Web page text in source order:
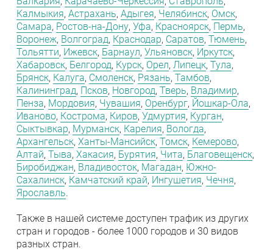
Калмыкия, Астрахань, Адыгея, Челябинск, Омск,
Самара, Ростов-на-Дону, Уфа, Красноярск, Пермь,
Воронеж, Волгоград, Краснодар, Саратов, Тюмень,
Тольятти, Ижевск, Барнаул, Ульяновск, Иркутск,
Хабаровск, Белгород, Курск, Орел, Липецк, Тула,
Брянск, Калуга, Смоленск, Рязань, Тамбов,
Калининград, Псков, Новгород, Тверь, Владимир,
Пенза, Мордовия, Чувашия, Оренбург, Йошкар-Ола,
Иваново, Кострома, Киров, Удмуртия, Курган,
Сыктывкар, Мурманск, Карелия, Вологда,
Архангельск, Ханты-Мансийск, Томск, Кемерово,
Алтай, Тыва, Хакасия, Бурятия, Чита, Благовещенск,
Биробиджан, Владивосток, Магадан, Южно-
Сахалинск, Камчатский край, Ингушетия, Чечня,
Ярославль.
Также в нашей системе доступен трафик из других
стран и городов - более 1000 городов и 30 видов
разных стран.